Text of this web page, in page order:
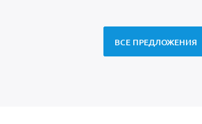
ВСЕ ПРЕДЛОЖЕНИЯ